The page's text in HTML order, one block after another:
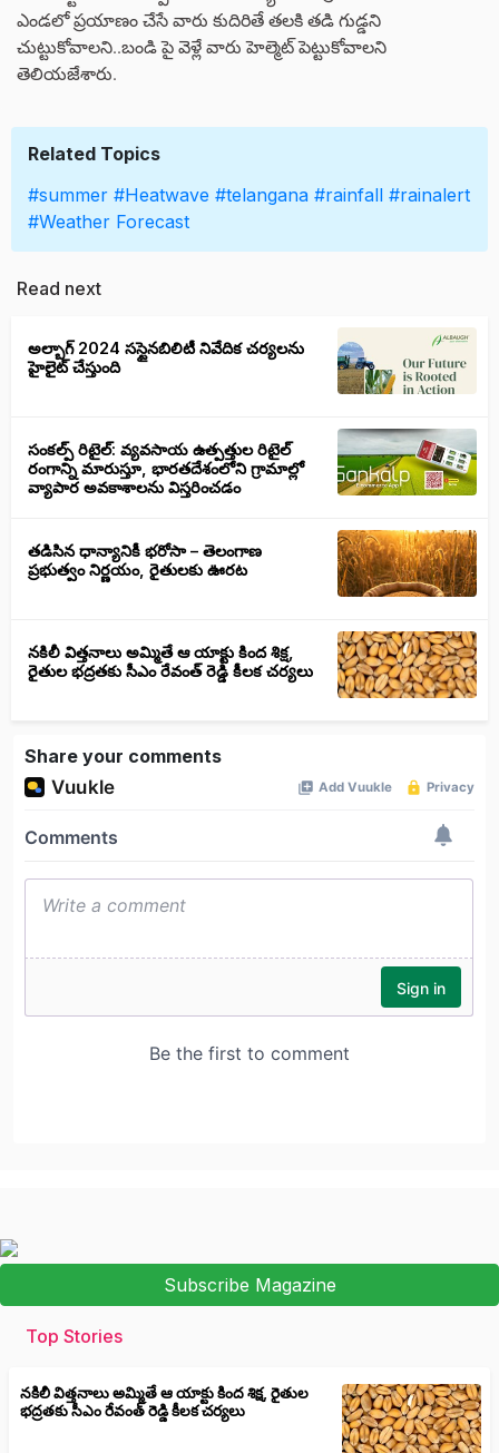
ఎండలో ప్రయాణం చేసే వారు కుదిరితే తలకి తడి గుడ్డని
చుట్టుకోవాలని..బండి పై వెళ్లే వారు హెల్మెట్ పెట్టుకోవాలని
తెలియజేశారు.
Related Topics
#summer #Heatwave #telangana #rainfall #rainalert
#Weather Forecast
Read next
అల్బాగ్ 2024 సస్టైనబిలిటీ నివేదిక చర్యలను
హైలైట్ చేస్తుంది
సంకల్ప్ రిటైల్: వ్యవసాయ ఉత్పత్తుల రిటైల్
రంగాన్ని మారుస్తూ, భారతదేశంలోని గ్రామాల్లో
వ్యాపార అవకాశాలను విస్తరించడం
తడిసిన ధాన్యానికీ భరోసా – తెలంగాణ
ప్రభుత్వం నిర్ణయం, రైతులకు ఊరట
నకిలీ విత్తనాలు అమ్మితే ఆ యాక్టు కింద శిక్ష,
రైతుల భద్రతకు సీఎం రేవంత్ రెడ్డి కీలక చర్యలు
Share your comments
Subscribe Magazine
Top Stories
నకిలీ విత్తనాలు అమ్మితే ఆ యాక్టు కింద శిక్ష, రైతుల
భద్రతకు సీఎం రేవంత్ రెడ్డి కీలక చర్యలు